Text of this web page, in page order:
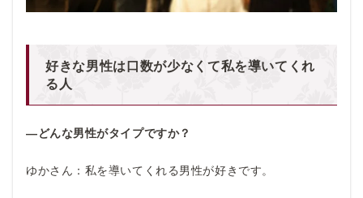
好きな男性は口数が少なくて私を導いてくれ
る人
―どんな男性がタイプですか？
ゆかさん：私を導いてくれる男性が好きです。